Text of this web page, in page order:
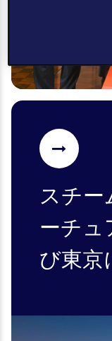
スチー
ーチュ
び東京